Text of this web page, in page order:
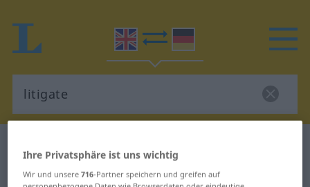
Englisch-Deutsch Übersetzung für
Ihre Privatsphäre ist uns wichtig
Wir und unsere716-Partner speichern und greifen auf